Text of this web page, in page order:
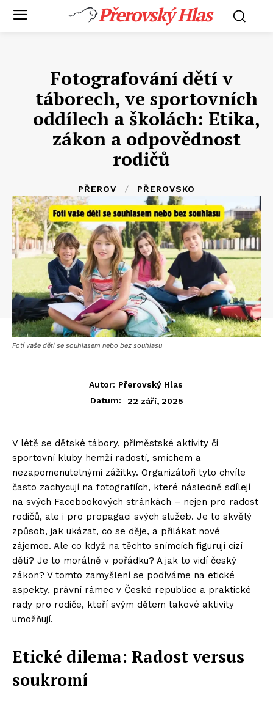
Přerovský Hlas
Fotografování dětí v
táborech, ve sportovních
oddílech a školách: Etika,
zákon a odpovědnost
rodičů
PŘEROV PŘEROVSKO
Fotí vaše děti se souhlasem nebo bez souhlasu
Autor: Přerovský Hlas
Datum:
22 září, 2025
V létě se dětské tábory, příměstské aktivity či
sportovní kluby hemží radostí, smíchem a
nezapomenutelnými zážitky. Organizátoři tyto chvíle
často zachycují na fotografiích, které následně sdílejí
na svých Facebookových stránkách – nejen pro radost
rodičů, ale i pro propagaci svých služeb. Je to skvělý
způsob, jak ukázat, co se děje, a přilákat nové
zájemce. Ale co když na těchto snímcích figurují cizí
děti? Je to morálně v pořádku? A jak to vidí český
zákon? V tomto zamyšlení se podíváme na etické
aspekty, právní rámec v České republice a praktické
rady pro rodiče, kteří svým dětem takové aktivity
umožňují.
Etické dilema: Radost versus
soukromí